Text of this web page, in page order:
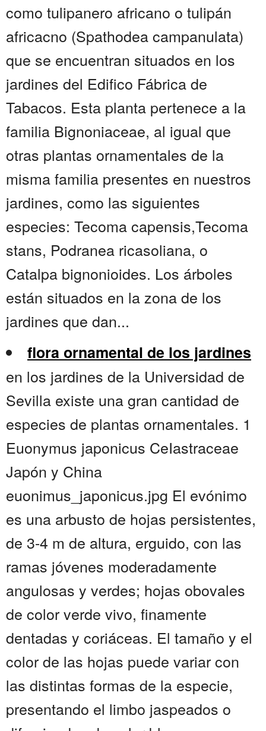
como tulipanero africano o tulipán
africacno (Spathodea campanulata)
que se encuentran situados en los
jardines del Edifico Fábrica de
Tabacos. Esta planta pertenece a la
familia Bignoniaceae, al igual que
otras plantas ornamentales de la
misma familia presentes en nuestros
jardines, como las siguientes
especies: Tecoma capensis,Tecoma
stans, Podranea ricasoliana, o
Catalpa bignonioides. Los árboles
están situados en la zona de los
jardines que dan...
flora ornamental de los jardines
en los jardines de la Universidad de
Sevilla existe una gran cantidad de
especies de plantas ornamentales. 1
Euonymus japonicus CeIastraceae
Japón y China
euonimus_japonicus.jpg El evónimo
es una arbusto de hojas persistentes,
de 3-4 m de altura, erguido, con las
ramas jóvenes moderadamente
angulosas y verdes; hojas obovales
de color verde vivo, finamente
dentadas y coriáceas. El tamaño y el
color de las hojas puede variar con
las distintas formas de la especie,
presentando el limbo jaspeados o